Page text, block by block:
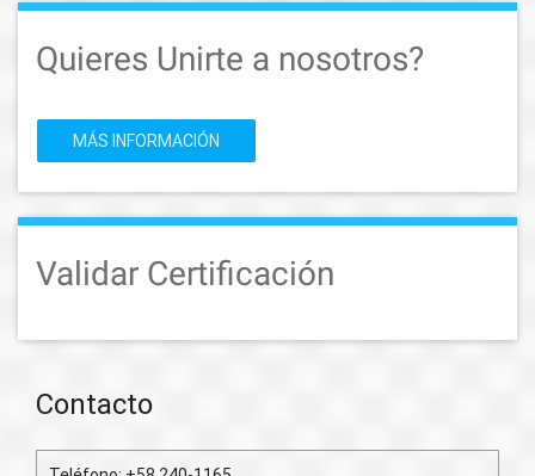
Quieres Unirte a nosotros?
MÁS INFORMACIÓN
Validar Certificación
Contacto